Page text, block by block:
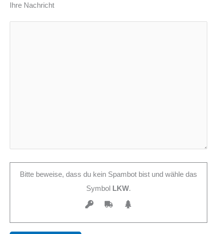
Ihre Nachricht
Bitte beweise, dass du kein Spambot bist und wähle das
Symbol
LKW.